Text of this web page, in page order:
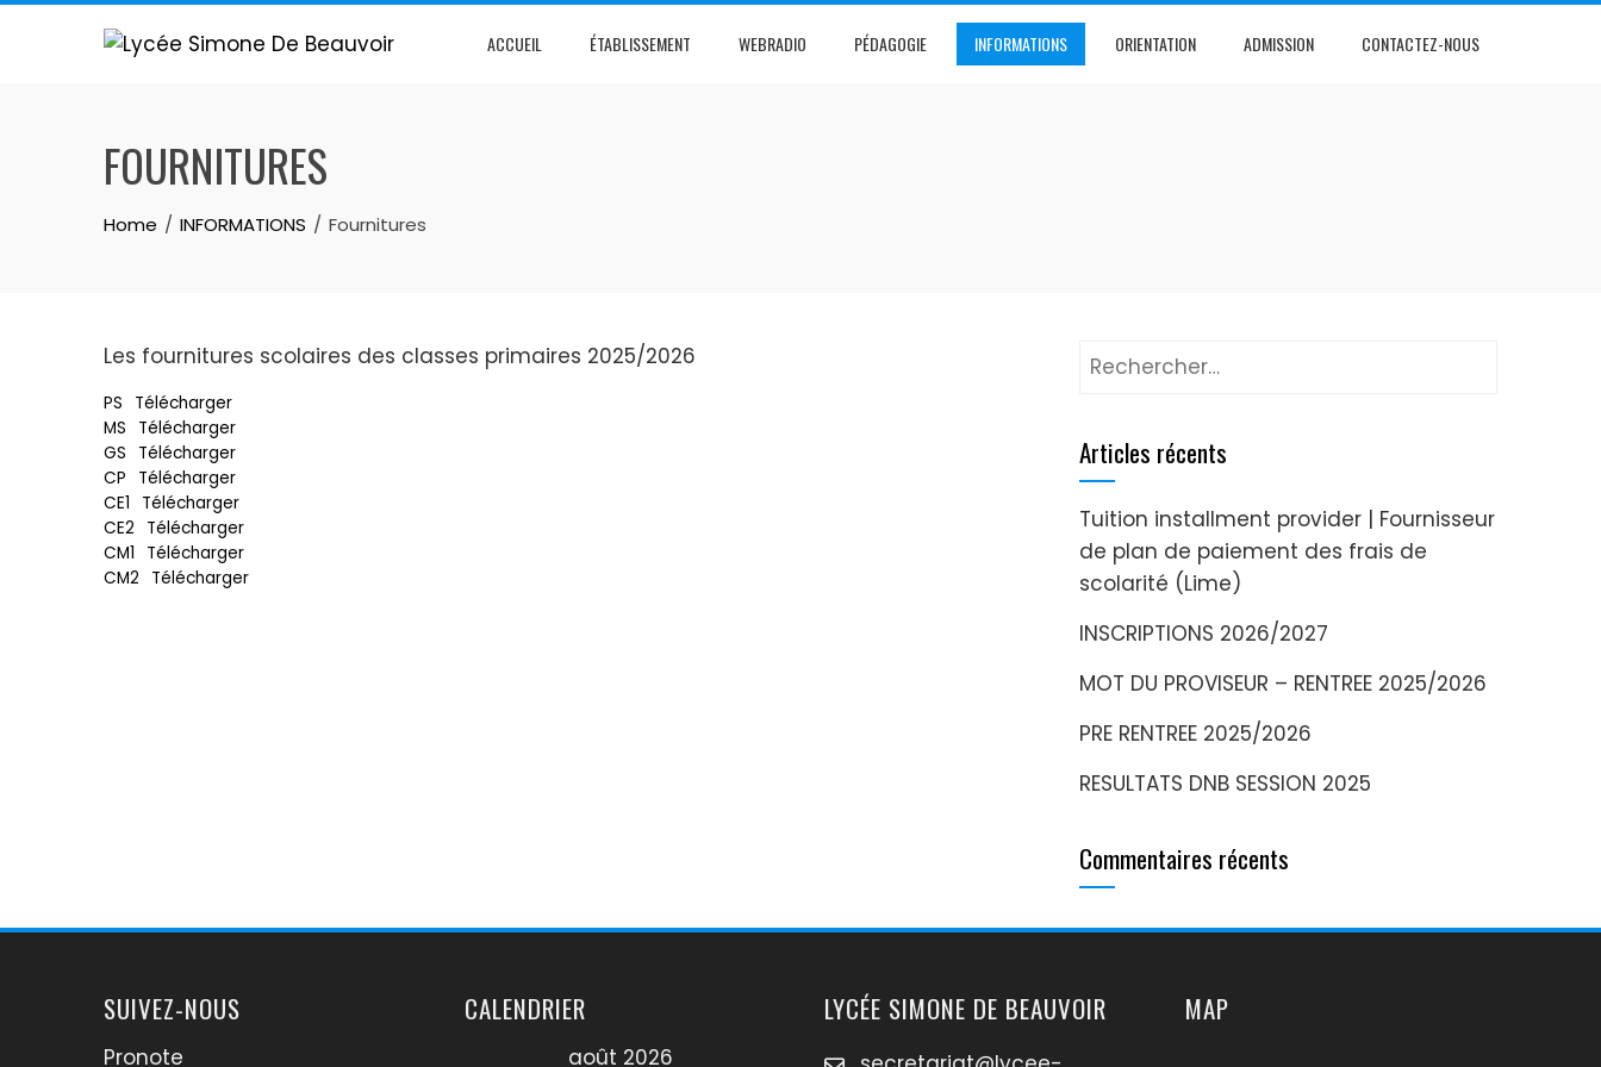
ACCUEIL ÉTABLISSEMENT WEBRADIO PÉDAGOGIE INFORMATIONS ORIENTATION ADMISSION CONTACTEZ-NOUS
FOURNITURES
Home INFORMATIONS Fournitures
Les fournitures scolaires des classes primaires 2025/2026
PS
Télécharger
MS
Télécharger
GS
Télécharger
CP
Télécharger
CE1
Télécharger
CE2
Télécharger
CM1
Télécharger
CM2
Télécharger
Articles récents
Tuition installment provider | Fournisseur
de plan de paiement des frais de
scolarité (Lime)
INSCRIPTIONS 2026/2027
MOT DU PROVISEUR – RENTREE 2025/2026
PRE RENTREE 2025/2026
RESULTATS DNB SESSION 2025
Commentaires récents
SUIVEZ-NOUS
Pronote
CALENDRIER
août 2026
LYCÉE SIMONE DE BEAUVOIR MAP